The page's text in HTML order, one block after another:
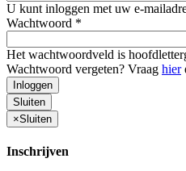
U kunt inloggen met uw e-
Wachtwoord *
Het wachtwoordveld is
Wachtwoord vergeten? Vraag hier
Inloggen
Sluiten
×Sluiten
Inschrijven